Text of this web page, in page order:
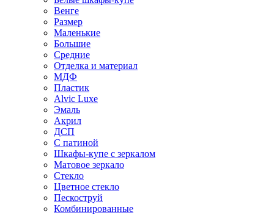
Венге
Размер
Маленькие
Большие
Средние
Отделка и материал
МДФ
Пластик
Alvic Luxe
Эмаль
Акрил
ДСП
С патиной
Шкафы-купе с зеркалом
Матовое зеркало
Стекло
Цветное стекло
Пескоструй
Комбинированные